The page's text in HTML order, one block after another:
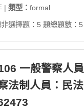
| 類型： formal
非選擇題：5 題總題數：5
一般警察人員
法制人員：民